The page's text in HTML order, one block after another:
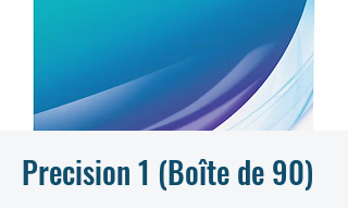
Precision 1 (Boîte de 90)